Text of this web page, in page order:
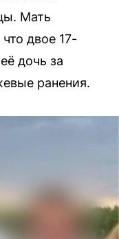
Мать
двое 17-
дочь за
ранения.